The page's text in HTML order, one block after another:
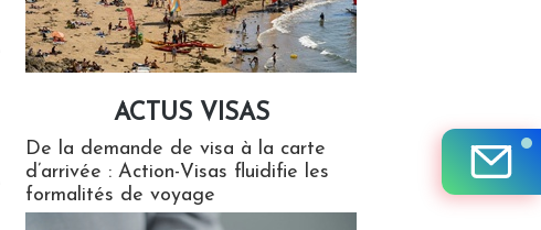
ACTUS VISAS
De la demande de visa à la carte
d’arrivée : Action-Visas fluidifie les
formalités de voyage